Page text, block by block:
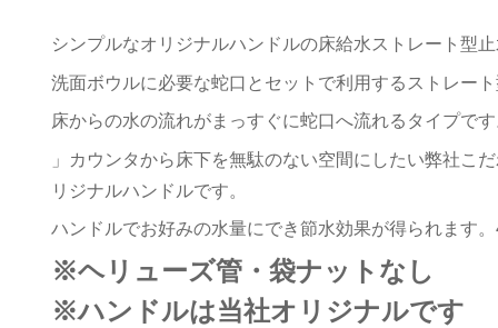
シンプルなオリジナルハンドルの床給水ストレート型
洗面ボウルに必要な蛇口とセットで利用するストレー
床からの水の流れがまっすぐに蛇口へ流れるタイプで
」カウンタから床下を無駄のない空間にしたい弊社こ
リジナルハンドルです。
ハンドルでお好みの水量にでき節水効果が得られます
※ヘリューズ管・袋ナットなし
※ハンドルは当社オリジナルです